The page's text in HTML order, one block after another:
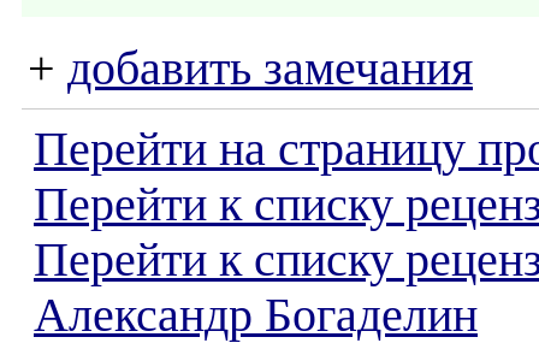
+ добавить замечания
Перейти на страницу
Перейти к списку
Перейти к списку
Александр Богаделин